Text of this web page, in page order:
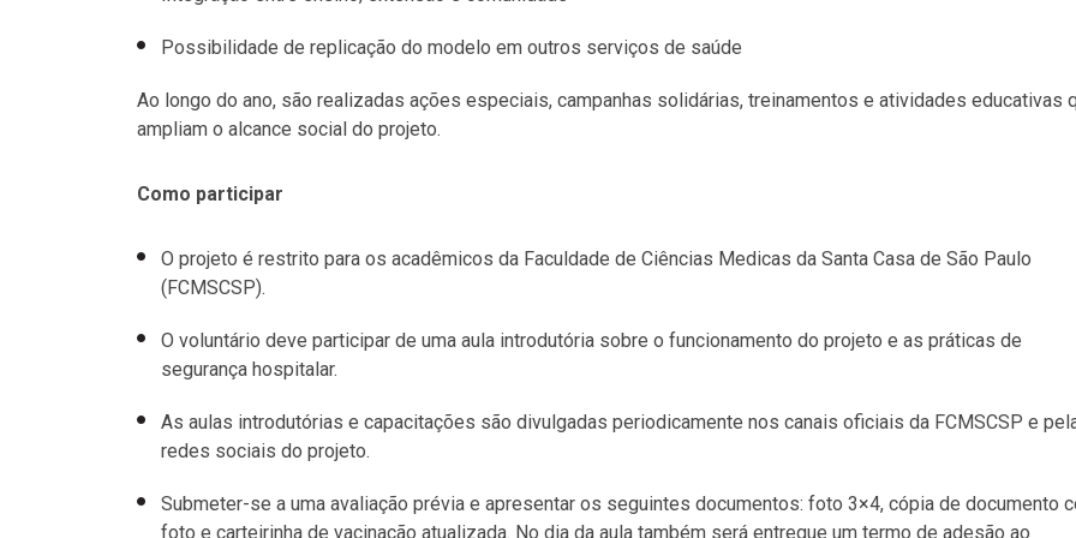
Possibilidade de replicação do modelo em outros serviços de saúde
Ao longo do ano, são realizadas ações especiais, campanhas solidárias, treinamentos e atividades educativas
ampliam o alcance social do projeto.
Como participar
O projeto é restrito para os acadêmicos da Faculdade de Ciências Medicas da Santa Casa de São Paulo
(FCMSCSP).
O voluntário deve participar de uma aula introdutória sobre o funcionamento do projeto e as práticas de
segurança hospitalar.
As aulas introdutórias e capacitações são divulgadas periodicamente nos canais oficiais da FCMSCSP e
redes sociais do projeto.
Submeter-se a uma avaliação prévia e apresentar os seguintes documentos: foto 3×4, cópia de documento
foto e carteirinha de vacinação atualizada. No dia da aula também será entregue um termo de adesão ao